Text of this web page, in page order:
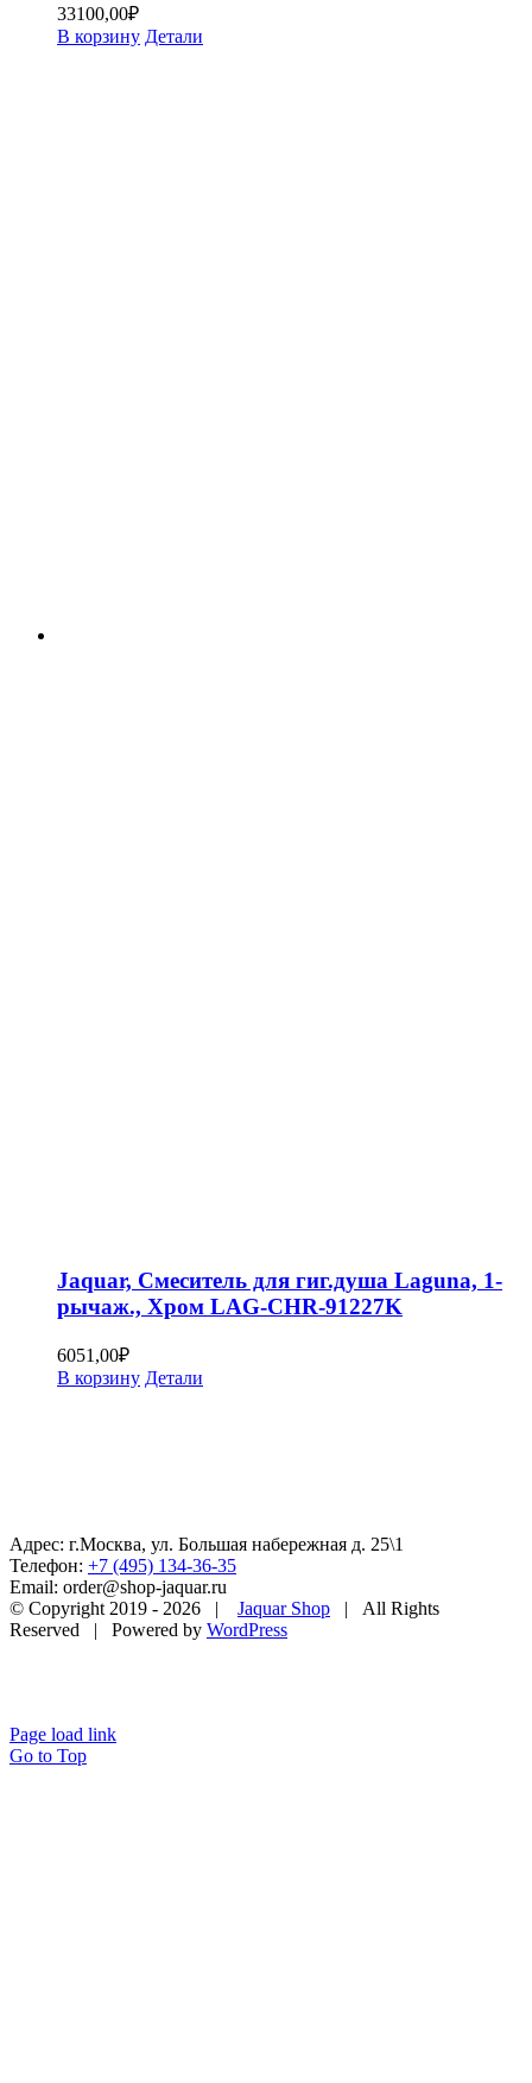
33100,00₽
В корзину Детали
Jaquar, Смеситель для гиг.душа Laguna, 1-
рычаж., Хром LAG-CHR-91227K
6051,00₽
В корзину Детали
Адрес: г.Москва, ул. Большая набережная д. 25\1
Телефон: +7 (495) 134-36-35
Email: order@shop-jaquar.ru
© Copyright 2019 - 2026 | Jaquar Shop | All Rights
Reserved | Powered by WordPress
Page load link
Go to Top